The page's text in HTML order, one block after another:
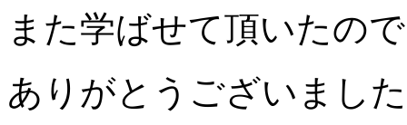
また学ばせて頂いたの
ありがとうございまし